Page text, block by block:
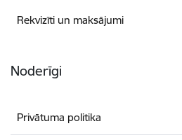
Rekvizīti un maksājumi
Noderīgi
Privātuma politika